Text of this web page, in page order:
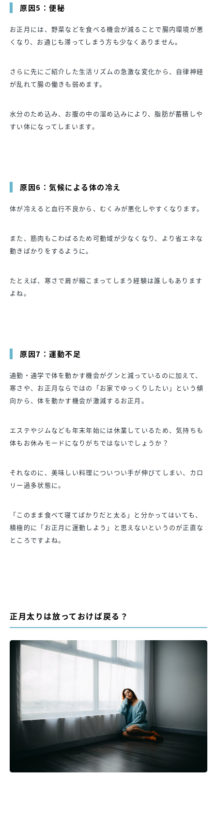
原因5：便秘
お正月には、野菜などを食べる機会が減ることで腸内環境が悪
くなり、お通じも滞ってしまう方も少なくありません。
さらに先にご紹介した生活リズムの急激な変化から、自律神経
が乱れて腸の働きも弱めます。
水分のため込み、お腹の中の溜め込みにより、脂肪が蓄積しや
すい体になってしまいます。
原因6：気候による体の冷え
体が冷えると血行不良から、むくみが悪化しやすくなります。
また、筋肉もこわばるため可動域が少なくなり、より省エネな
動きばかりをするように。
たとえば、寒さで肩が縮こまってしまう経験は誰しもあります
よね。
原因7：運動不足
通勤・通学で体を動かす機会がグンと減っているのに加えて、
寒さや、お正月ならではの「お家でゆっくりしたい」という傾
向から、体を動かす機会が激減するお正月。
エステやジムなども年末年始には休業しているため、気持ちも
体もお休みモードになりがちではないでしょうか？
それなのに、美味しい料理についつい手が伸びてしまい、カロ
リー過多状態に。
「このまま食べて寝てばかりだと太る」と分かってはいても、
積極的に「お正月に運動しよう」と思えないというのが正直な
ところですよね。
正月太りは放っておけば戻る？